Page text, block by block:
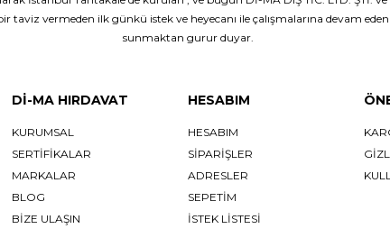
vermeden ilk günkü istek ve heyecanı ile çalışmalarına devam
sunmaktan gurur duyar.
Dİ-MA HIRDAVAT
KURUMSAL
SERTİFİKALAR
MARKALAR
BLOG
BİZE ULAŞIN
HESABIM
HESABIM
SIPARIŞLER
ADRESLER
SEPETIM
İSTEK LISTESI